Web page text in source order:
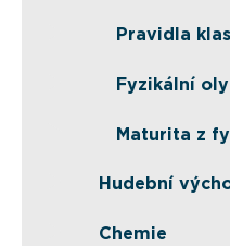
Pravidla
Fyzikální
Maturita z
Hudební
Chemie